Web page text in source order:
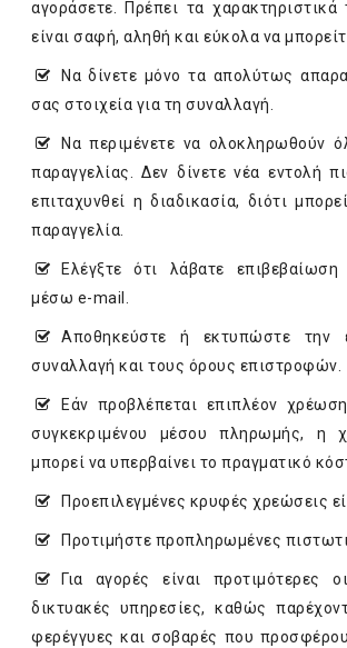
αγοράσετε. Πρέπει τα
είναι σαφή, αληθή και εύκολα να
Να δίνετε μόνο τα απολύτως
σας στοιχεία για τη συναλλαγή.
Να περιμένετε να ολοκληρωθούν
παραγγελίας. Δεν δίνετε νέα εντολή
επιταχυνθεί η διαδικασία, διότι
παραγγελία.
Ελέγξτε ότι λάβατε
μέσω e-mail.
Αποθηκεύστε ή εκτυπώστε την
συναλλαγή και τους όρους επιστροφών.
Εάν προβλέπεται επιπλέον
συγκεκριμένου μέσου πληρωμής, η
μπορεί να υπερβαίνει το πραγματικό
Προεπιλεγμένες κρυφές χρεώσεις
Προτιμήστε προπληρωμένες
Για αγορές είναι προτιμότερες
δικτυακές υπηρεσίες, καθώς
φερέγγυες και σοβαρές που